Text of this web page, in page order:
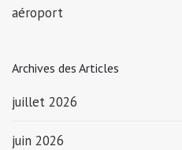
aéroport
Archives des Articles
juillet 2026
juin 2026